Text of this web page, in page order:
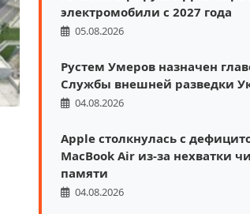
электромобили с 2027 года
05.08.2026
Рустем Умеров назначен
Службы внешней разведки
04.08.2026
Apple столкнулась с
MacBook Air из-за нехватки
памяти
04.08.2026